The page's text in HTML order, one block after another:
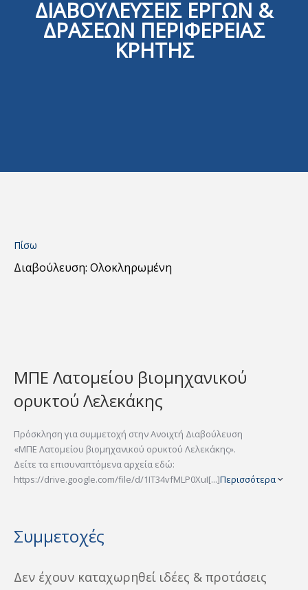
ΔΙΑΒΟΥΛΕΥΣΕΙΣ ΕΡΓΩΝ &
ΔΡΑΣΕΩΝ ΠΕΡΙΦΕΡΕΙΑΣ
ΚΡΗΤΗΣ
Πίσω
Διαβούλευση: Ολοκληρωμένη
ΜΠΕ Λατομείου βιομηχανικού
ορυκτού Λελεκάκης
Πρόσκληση για συμμετοχή στην Ανοιχτή Διαβούλευση
«ΜΠΕ Λατομείου βιομηχανικού ορυκτού Λελεκάκης».
Δείτε τα επισυναπτόμενα αρχεία εδώ:
https://drive.google.com/file/d/1IT34vfMLP0XuI[...]Περισσότερα
Συμμετοχές
Δεν έχουν καταχωρηθεί ιδέες & προτάσεις